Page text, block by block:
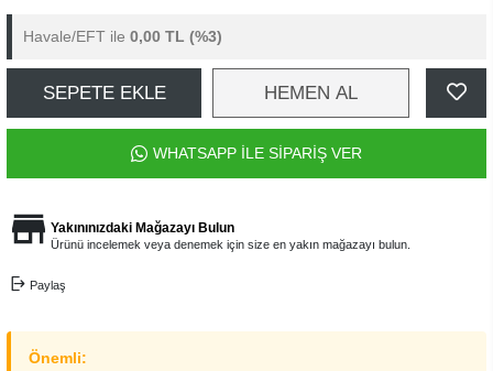
Havale/EFT ile 0,00 TL (%3)
SEPETE EKLE HEMEN AL
WHATSAPP İLE SİPARİŞ VER
Yakınınızdaki Mağazayı Bulun
Ürünü incelemek veya denemek için size en yakın mağazayı bulun.
Paylaş
Önemli: